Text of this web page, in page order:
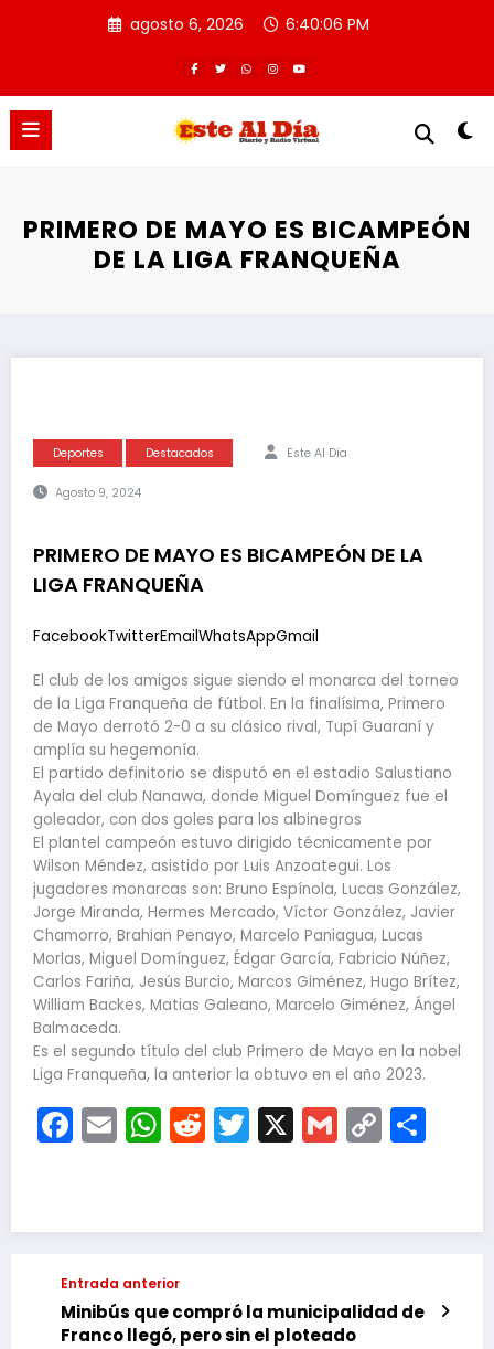
agosto 6, 2026 6:40:06 PM
PRIMERO DE MAYO ES BICAMPEÓN
DE LA LIGA FRANQUEÑA
Deportes Destacados Este Al Día
Agosto 9, 2024
PRIMERO DE MAYO ES BICAMPEÓN DE LA
LIGA FRANQUEÑA
FacebookTwitterEmailWhatsAppGmail
El club de los amigos sigue siendo el monarca del torneo
de la Liga Franqueña de fútbol. En la finalísima, Primero
de Mayo derrotó 2-0 a su clásico rival, Tupí Guaraní y
amplía su hegemonía.
El partido definitorio se disputó en el estadio Salustiano
Ayala del club Nanawa, donde Miguel Domínguez fue el
goleador, con dos goles para los albinegros
El plantel campeón estuvo dirigido técnicamente por
Wilson Méndez, asistido por Luis Anzoategui. Los
jugadores monarcas son: Bruno Espínola, Lucas González,
Jorge Miranda, Hermes Mercado, Víctor González, Javier
Chamorro, Brahian Penayo, Marcelo Paniagua, Lucas
Morlas, Miguel Domínguez, Édgar García, Fabricio Núñez,
Carlos Fariña, Jesús Burcio, Marcos Giménez, Hugo Brítez,
William Backes, Matias Galeano, Marcelo Giménez, Ángel
Balmaceda.
Es el segundo título del club Primero de Mayo en la nobel
Liga Franqueña, la anterior la obtuvo en el año 2023.
Facebook
EmailWhatsApp
Reddit
Twitter
X Gmail
Copy
Link
Entrada anterior
Minibús que compró la municipalidad de
Franco llegó, pero sin el ploteado